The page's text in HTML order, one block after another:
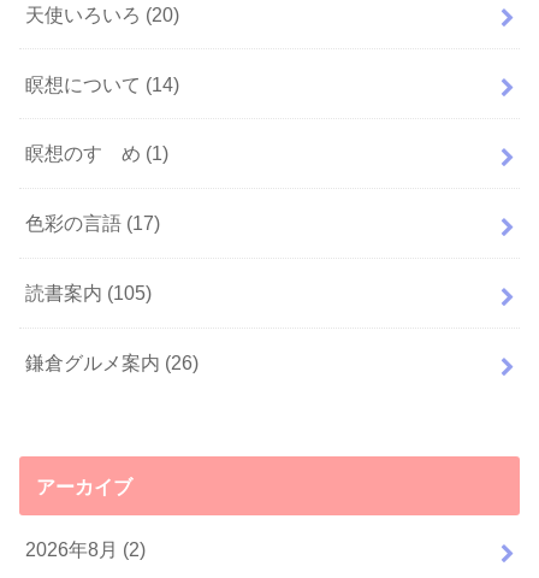
天使いろいろ (20)
瞑想について (14)
瞑想のすゝめ (1)
色彩の言語 (17)
読書案内 (105)
鎌倉グルメ案内 (26)
アーカイブ
2026年8月 (2)